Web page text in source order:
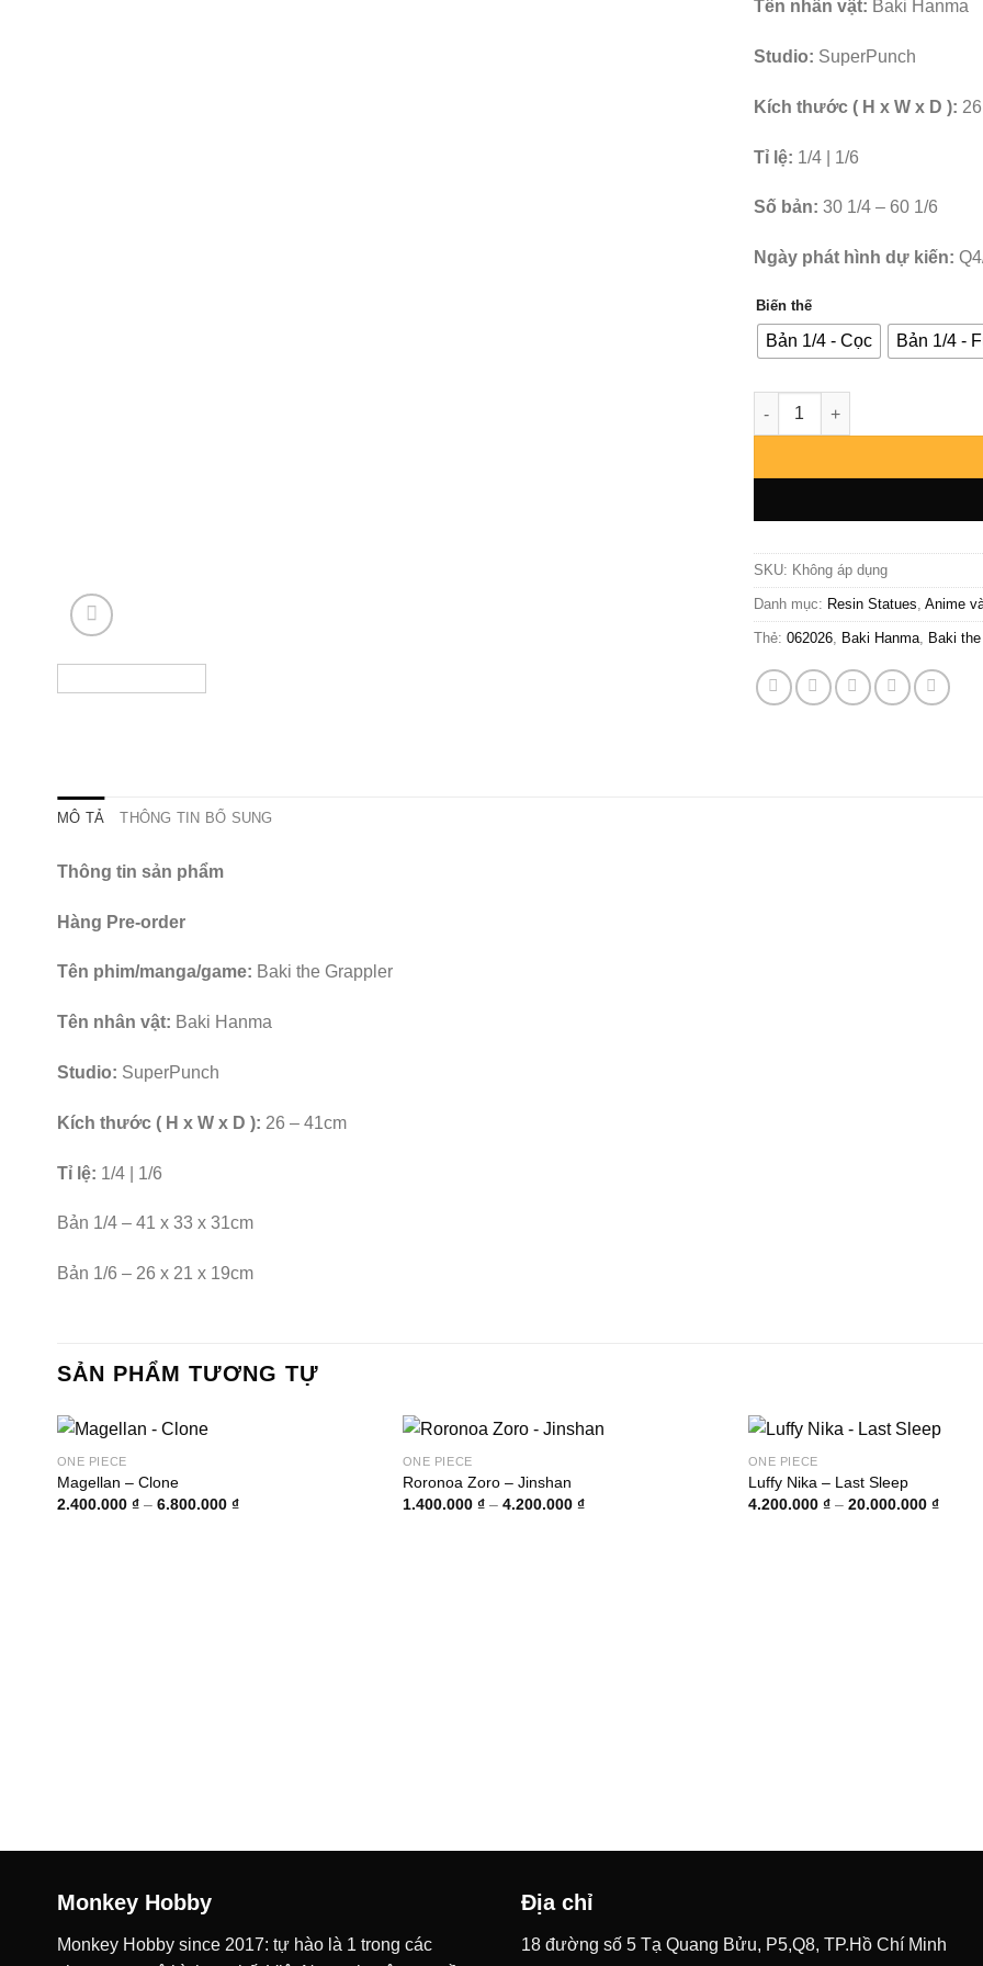
Tên nhân vật: Baki Hanma
Studio: SuperPunch
Kích thước ( H x W x D ):
Tỉ lệ: 1/4 | 1/6
Số bản: 30 1/4 – 60 1/6
Ngày phát hình dự kiến:
Biến thế
Bản 1/4 - Cọc Bản 1/4 -
Baki the Grappler - Baki
SKU: Không áp dụng
Danh mục: Resin Statues Anime
Thẻ: 062026 Baki Hanma Baki
MÔ TẢ THÔNG TIN BỔ SUNG
Thông tin sản phẩm
Hàng Pre-order
Tên phim/manga/game: Baki the Grappler
Tên nhân vật: Baki Hanma
Studio: SuperPunch
Kích thước ( H x W x D ): 26 – 41cm
Tỉ lệ: 1/4 | 1/6
Bản 1/4 – 41 x 33 x 31cm
Bản 1/6 – 26 x 21 x 19cm
SẢN PHẨM TƯƠNG TỰ
ONE PIECE
Magellan – Clone
2.400.000 ₫ – 6.800.000 ₫Khoảng
ONE PIECE
Roronoa Zoro – Jinshan
1.400.000 ₫ – 4.200.000 ₫Khoảng
ONE PIECE
Luffy Nika – Last Sleep
4.200.000 ₫ – 20.000.000 ₫Khoảng
Monkey Hobby
Monkey Hobby since 2017: tự hào là 1 trong các
Địa chỉ
18 đường số 5 Tạ Quang Bửu, P5,Q8, TP.Hồ Chí Minh